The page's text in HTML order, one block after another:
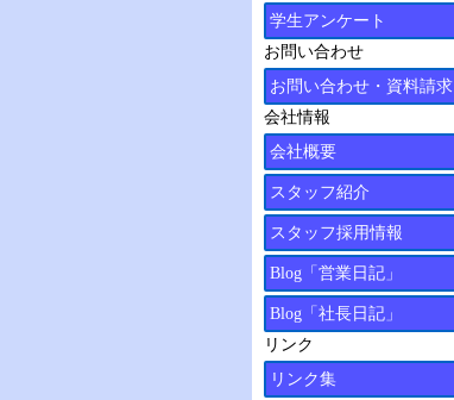
学生アンケート
お問い合わせ
お問い合わせ・資料請求
会社情報
会社概要
スタッフ紹介
スタッフ採用情報
Blog「営業日記」
Blog「社長日記」
リンク
リンク集